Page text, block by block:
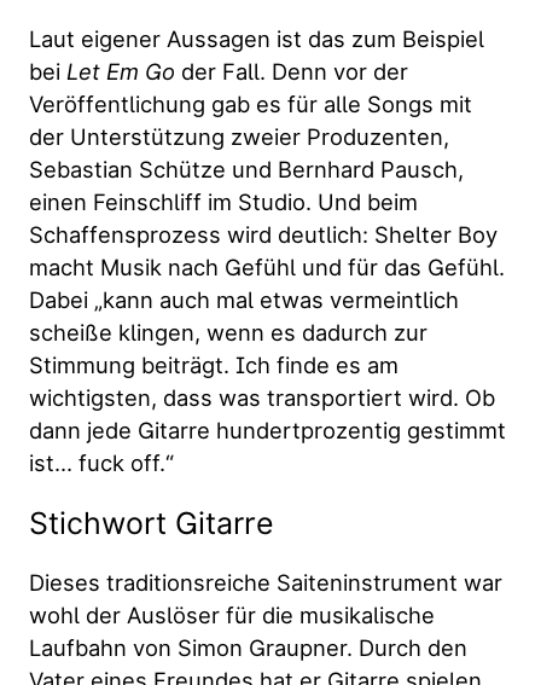
Laut eigener Aussagen ist das zum Beispiel
bei Let Em Go der Fall. Denn vor der
Veröffentlichung gab es für alle Songs mit
der Unterstützung zweier Produzenten,
Sebastian Schütze und Bernhard Pausch,
einen Feinschliff im Studio. Und beim
Schaffensprozess wird deutlich: Shelter Boy
macht Musik nach Gefühl und für das Gefühl.
Dabei „kann auch mal etwas vermeintlich
scheiße klingen, wenn es dadurch zur
Stimmung beiträgt. Ich finde es am
wichtigsten, dass was transportiert wird. Ob
dann jede Gitarre hundertprozentig gestimmt
ist… fuck off.“
Stichwort Gitarre
Dieses traditionsreiche Saiteninstrument war
wohl der Auslöser für die musikalische
Laufbahn von Simon Graupner. Durch den